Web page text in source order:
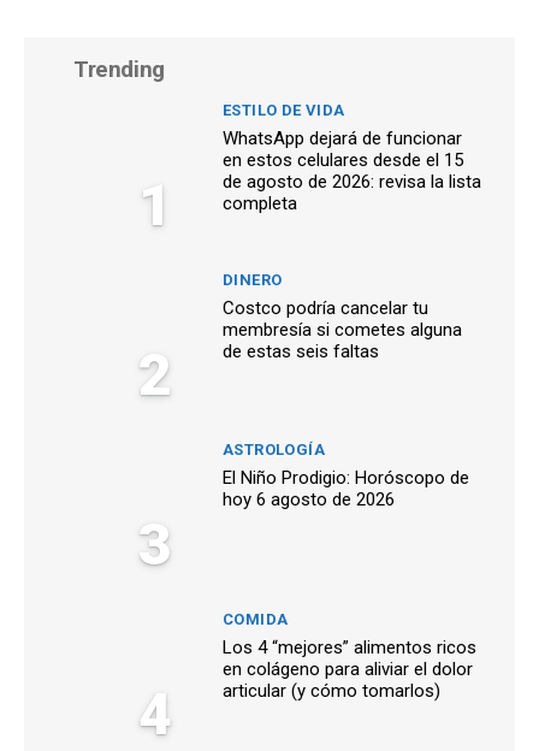
Trending
1
ESTILO DE VIDA
WhatsApp dejará de funcionar
en estos celulares desde el 15
de agosto de 2026: revisa la lista
completa
2
DINERO
Costco podría cancelar tu
membresía si cometes alguna
de estas seis faltas
3
ASTROLOGÍA
El Niño Prodigio: Horóscopo de
hoy 6 agosto de 2026
4
COMIDA
Los 4 “mejores” alimentos ricos
en colágeno para aliviar el dolor
articular (y cómo tomarlos)